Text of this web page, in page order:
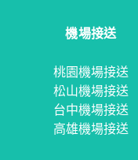
機場接送
桃園機場接送
松山機場接送
台中機場接送
高雄機場接送